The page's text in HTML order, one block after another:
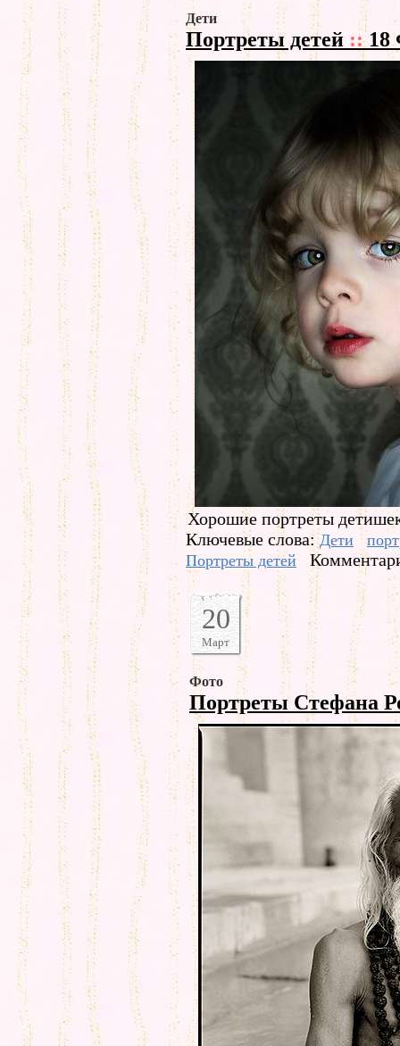
Дети
Портреты детей ::18
Хорошие портреты
Ключевые слова:Дети
Портреты детей
20
Март
Фото
Портреты Стефана